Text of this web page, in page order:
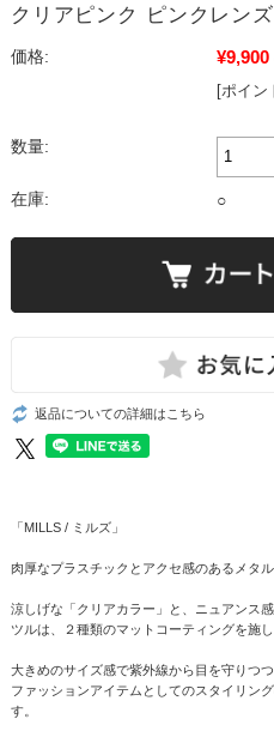
クリアピンク ピンクレン
価格: ¥9,900
[ポイン
数量:
在庫: ○
返品についての詳細はこちら
「MILLS / ミルズ」
肉厚なプラスチックとアクセ感のあるメタ
涼しげな「クリアカラー」と、ニュアンス
ツルは、２種類のマットコーティングを施
大きめのサイズ感で紫外線から目を守りつつ
ファッションアイテムとしてのスタイリン
す。